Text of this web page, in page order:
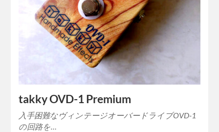
takky OVD-1 Premium
入手困難なヴィンテージオーバードライブOVD-1
の回路を…